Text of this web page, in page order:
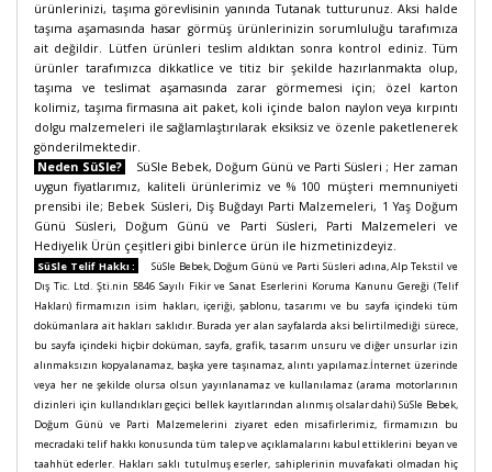
ürünlerinizi, taşıma görevlisinin yanında Tutanak tutturunuz. Aksi halde
taşıma aşamasında hasar görmüş ürünlerinizin sorumluluğu tarafımıza
ait değildir. Lütfen ürünleri teslim aldıktan sonra kontrol ediniz. Tüm
ürünler tarafımızca dikkatlice ve titiz bir şekilde hazırlanmakta olup,
taşıma ve teslimat aşamasında zarar görmemesi için; özel karton
kolimiz, taşıma firmasına ait paket, koli içinde balon naylon veya kırpıntı
dolgu malzemeleri ile sağlamlaştırılarak eksiksiz ve özenle paketlenerek
gönderilmektedir.
Neden SüSle?
SüSle Bebek, Doğum Günü ve Parti Süsleri ; Her zaman
uygun fiyatlarımız, kaliteli ürünlerimiz ve % 100 müşteri memnuniyeti
prensibi ile; Bebek Süsleri, Diş Buğdayı Parti Malzemeleri, 1 Yaş Doğum
Günü Süsleri, Doğum Günü ve Parti Süsleri, Parti Malzemeleri ve
Hediyelik Ürün çeşitleri gibi binlerce ürün ile hizmetinizdeyiz.
SüSle Telif Hakkı :
SüSle Bebek, Doğum Günü ve Parti Süsleri adına, Alp Tekstil ve
Dış Tic. Ltd. Şti.nin 5846 Sayılı Fikir ve Sanat Eserlerini Koruma Kanunu Gereği (Telif
Hakları) firmamızın isim hakları, içeriği, şablonu, tasarımı ve bu sayfa içindeki tüm
dokümanlara ait hakları saklıdır. Burada yer alan sayfalarda aksi belirtilmediği sürece,
bu sayfa içindeki hiçbir doküman, sayfa, grafik, tasarım unsuru ve diğer unsurlar izin
alınmaksızın kopyalanamaz, başka yere taşınamaz, alıntı yapılamaz.İnternet üzerinde
veya her ne şekilde olursa olsun yayınlanamaz ve kullanılamaz (arama motorlarının
dizinleri için kullandıkları geçici bellek kayıtlarından alınmış olsalar dahi) SüSle Bebek,
Doğum Günü ve Parti Malzemelerini ziyaret eden misafirlerimiz, firmamızın bu
mecradaki telif hakkı konusunda tüm talep ve açıklamalarını kabul ettiklerini beyan ve
taahhüt ederler. Hakları saklı tutulmuş eserler, sahiplerinin muvafakati olmadan hiç